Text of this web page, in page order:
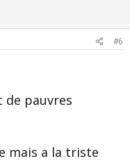
#6
de pauvres
mais a la triste